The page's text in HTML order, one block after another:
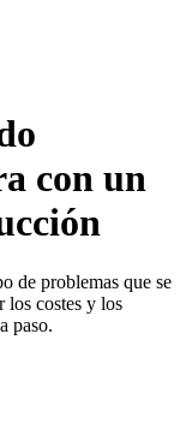
con un
de problemas que se
los costes y los
paso.